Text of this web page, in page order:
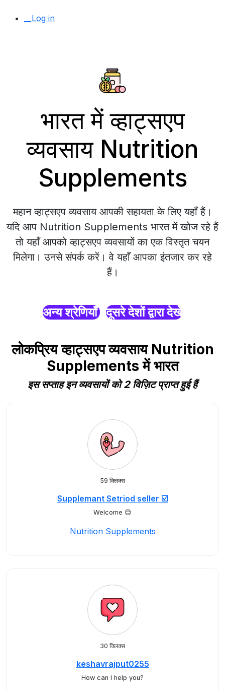
__Log in
भारत में व्हाट्सएप
व्यवसाय Nutrition
Supplements
महान व्हाट्सएप व्यवसाय आपकी सहायता के लिए यहाँ हैं।
यदि आप Nutrition Supplements भारत में खोज रहे हैं
तो यहाँ आपको व्हाट्सएप व्यवसायों का एक विस्तृत चयन
मिलेगा। उनसे संपर्क करें। वे यहाँ आपका इंतजार कर रहे
हैं।
अन्य श्रेणियाँ दूसरे देशों द्वारा देखें
लोकप्रिय व्हाट्सएप व्यवसाय Nutrition
Supplements में भारत
इस सप्ताह इन व्यवसायों को 2 विज़िट प्राप्त हुई हैं
59 क्लिक्स
Supplemant Setriod seller ☑️
Welcome 😊
Nutrition Supplements
30 क्लिक्स
keshavrajput0255
How can I help you?